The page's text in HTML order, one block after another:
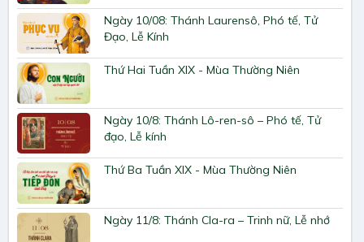
Ngày 10/08: Thánh Laurensô, Phó tế, Tử
Đạo, Lễ Kính
Thứ Hai Tuần XIX - Mùa Thường Niên
Ngày 10/8: Thánh Lô-ren-sô – Phó tế, Tử
đạo, Lễ kính
Thứ Ba Tuần XIX - Mùa Thường Niên
Ngày 11/8: Thánh Cla-ra – Trinh nữ, Lễ nhớ